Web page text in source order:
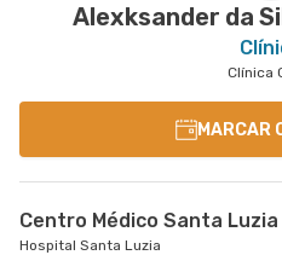
Alexksander da
Clínica
MARCAR
Centro Médico Santa Luzia
Hospital Santa Luzia